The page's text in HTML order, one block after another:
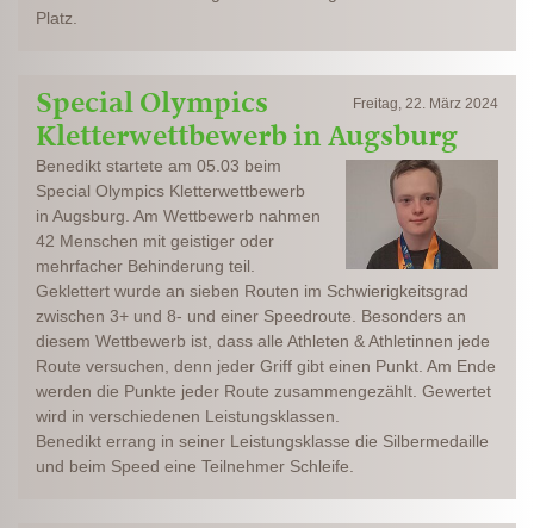
Platz.
Freitag, 22. März 2024
Special Olympics
Kletterwettbewerb in Augsburg
Benedikt startete am 05.03 beim
Special Olympics Kletterwettbewerb
in Augsburg. Am Wettbewerb nahmen
42 Menschen mit geistiger oder
mehrfacher Behinderung teil.
Geklettert wurde an sieben Routen im Schwierigkeitsgrad
zwischen 3+ und 8- und einer Speedroute. Besonders an
diesem Wettbewerb ist, dass alle Athleten & Athletinnen jede
Route versuchen, denn jeder Griff gibt einen Punkt. Am Ende
werden die Punkte jeder Route zusammengezählt. Gewertet
wird in verschiedenen Leistungsklassen.
Benedikt errang in seiner Leistungsklasse die Silbermedaille
und beim Speed eine Teilnehmer Schleife.